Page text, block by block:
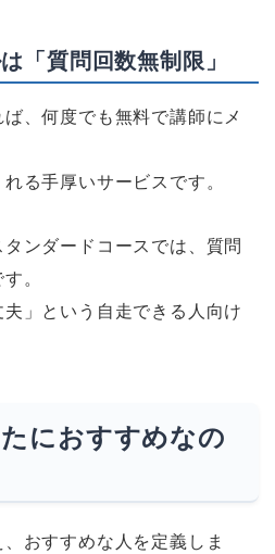
「質問回数無制限」
、何度でも無料で講師にメ
る手厚いサービスです。
ンダードコースでは、質問
。
夫」という自走できる人向け
におすすめなの
おすすめな人を定義しま